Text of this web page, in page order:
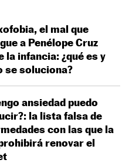
el mal que
a Penélope Cruz
la infancia: ¿qué es y
se soluciona?
ansiedad puedo
la lista falsa de
con las que la
renovar el